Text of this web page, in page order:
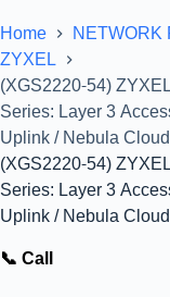
Home NETWORK
ZYXEL
(XGS2220-54)
Series: Layer 3
Uplink / Nebula
(XGS2220-54)
Series: Layer 3
Uplink / Nebula
📞 Call